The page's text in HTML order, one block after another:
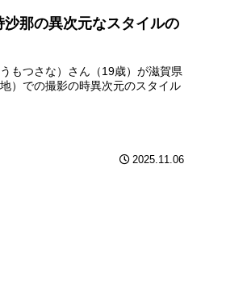
那の異次元なスタイルの
もつさな）さん（19歳）が滋賀県
）での撮影の時異次元のスタイル
2025.11.06